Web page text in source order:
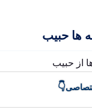
ها حبیب
👇